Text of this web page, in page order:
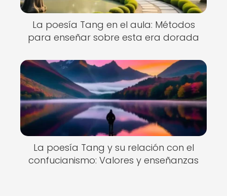
La poesía Tang en el aula: Métodos
para enseñar sobre esta era dorada
La poesía Tang y su relación con el
confucianismo: Valores y enseñanzas